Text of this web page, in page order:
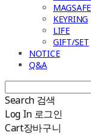
KEYRING
LIFE
GIFT/SET
NOTICE
Q&A
Search 검색
Log In 로그인
Cart장바구니